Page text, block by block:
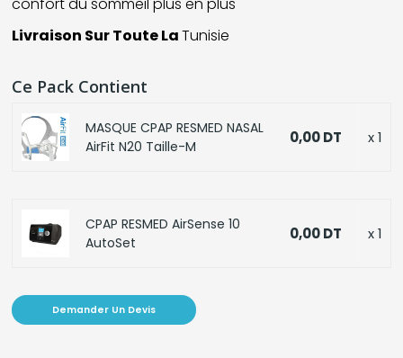
confort du sommeil plus en plus
Livraison Sur Toute LaTunisie
Ce Pack Contient
MASQUE CPAP RESMED NASAL
AirFit N20 Taille-M
0,00 DT x 1
CPAP RESMED AirSense 10
AutoSet
0,00 DT x 1
Demander Un Devis